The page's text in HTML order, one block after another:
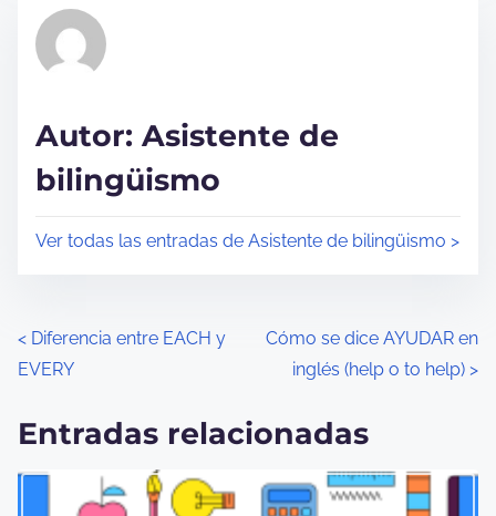
o
d
e
c
u
d
e
a
Autor: Asistente de
bilingüismo
Ver todas las entradas de Asistente de bilingüismo >
N
v
e
< Diferencia entre EACH y
EVERY
Cómo se dice AYUDAR en
inglés (help o to help) >
Entradas relacionadas